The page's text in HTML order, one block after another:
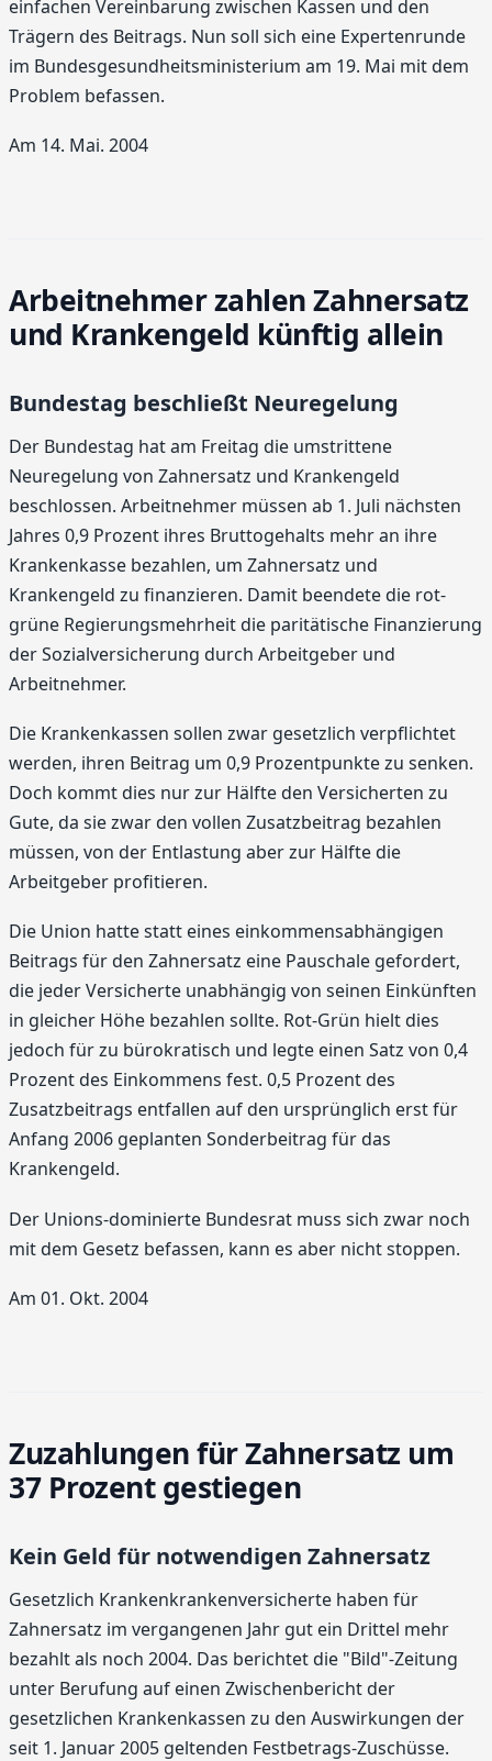
einfachen Vereinbarung zwischen Kassen und den
Trägern des Beitrags. Nun soll sich eine Expertenrunde
im Bundesgesundheitsministerium am 19. Mai mit dem
Problem befassen.
Am 14. Mai. 2004
Arbeitnehmer zahlen Zahnersatz
und Krankengeld künftig allein
Bundestag beschließt Neuregelung
Der Bundestag hat am Freitag die umstrittene
Neuregelung von Zahnersatz und Krankengeld
beschlossen. Arbeitnehmer müssen ab 1. Juli nächsten
Jahres 0,9 Prozent ihres Bruttogehalts mehr an ihre
Krankenkasse bezahlen, um Zahnersatz und
Krankengeld zu finanzieren. Damit beendete die rot-
grüne Regierungsmehrheit die paritätische Finanzierung
der Sozialversicherung durch Arbeitgeber und
Arbeitnehmer.
Die Krankenkassen sollen zwar gesetzlich verpflichtet
werden, ihren Beitrag um 0,9 Prozentpunkte zu senken.
Doch kommt dies nur zur Hälfte den Versicherten zu
Gute, da sie zwar den vollen Zusatzbeitrag bezahlen
müssen, von der Entlastung aber zur Hälfte die
Arbeitgeber profitieren.
Die Union hatte statt eines einkommensabhängigen
Beitrags für den Zahnersatz eine Pauschale gefordert,
die jeder Versicherte unabhängig von seinen Einkünften
in gleicher Höhe bezahlen sollte. Rot-Grün hielt dies
jedoch für zu bürokratisch und legte einen Satz von 0,4
Prozent des Einkommens fest. 0,5 Prozent des
Zusatzbeitrags entfallen auf den ursprünglich erst für
Anfang 2006 geplanten Sonderbeitrag für das
Krankengeld.
Der Unions-dominierte Bundesrat muss sich zwar noch
mit dem Gesetz befassen, kann es aber nicht stoppen.
Am 01. Okt. 2004
Zuzahlungen für Zahnersatz um
37 Prozent gestiegen
Kein Geld für notwendigen Zahnersatz
Gesetzlich Krankenkrankenversicherte haben für
Zahnersatz im vergangenen Jahr gut ein Drittel mehr
bezahlt als noch 2004. Das berichtet die "Bild"-Zeitung
unter Berufung auf einen Zwischenbericht der
gesetzlichen Krankenkassen zu den Auswirkungen der
seit 1. Januar 2005 geltenden Festbetrags-Zuschüsse.